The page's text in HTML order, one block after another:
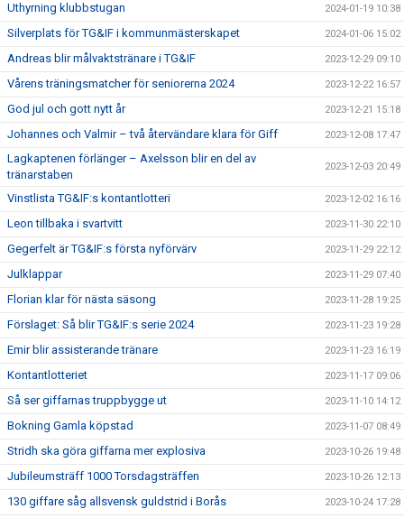
Uthyrning klubbstugan 2024-01-19 10:38
Silverplats för TG&IF i kommunmästerskapet 2024-01-06 15:02
Andreas blir målvaktstränare i TG&IF 2023-12-29 09:10
Vårens träningsmatcher för seniorerna 2024 2023-12-22 16:57
God jul och gott nytt år 2023-12-21 15:18
Johannes och Valmir – två återvändare klara för Giff 2023-12-08 17:47
Lagkaptenen förlänger – Axelsson blir en del av
tränarstaben
2023-12-03 20:49
Vinstlista TG&IF:s kontantlotteri 2023-12-02 16:16
Leon tillbaka i svartvitt 2023-11-30 22:10
Gegerfelt är TG&IF:s första nyförvärv 2023-11-29 22:12
Julklappar 2023-11-29 07:40
Florian klar för nästa säsong 2023-11-28 19:25
Förslaget: Så blir TG&IF:s serie 2024 2023-11-23 19:28
Emir blir assisterande tränare 2023-11-23 16:19
Kontantlotteriet 2023-11-17 09:06
Så ser giffarnas truppbygge ut 2023-11-10 14:12
Bokning Gamla köpstad 2023-11-07 08:49
Stridh ska göra giffarna mer explosiva 2023-10-26 19:48
Jubileumsträff 1000 Torsdagsträffen 2023-10-26 12:13
130 giffare såg allsvensk guldstrid i Borås 2023-10-24 17:28